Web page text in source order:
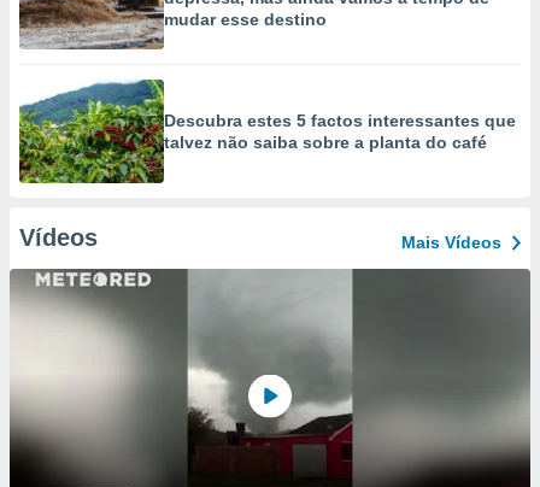
mudar esse destino
Descubra estes 5 factos interessantes que
talvez não saiba sobre a planta do café
Vídeos Mais Vídeos